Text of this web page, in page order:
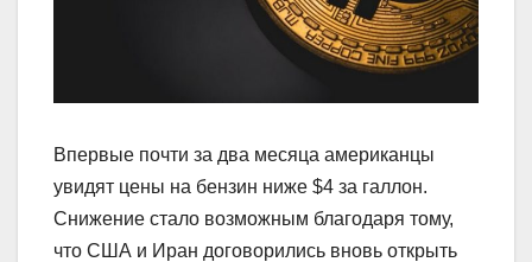
Впервые почти за два месяца американцы
увидят цены на бензин ниже $4 за галлон.
Снижение стало возможным благодаря тому,
что США и Иран договорились вновь открыть